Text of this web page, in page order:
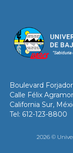
Boulevard
Calle Félix
California Sur,
Tel: 612-123-8800
2026 ©